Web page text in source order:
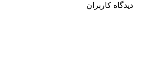
دیدگاه کاربران